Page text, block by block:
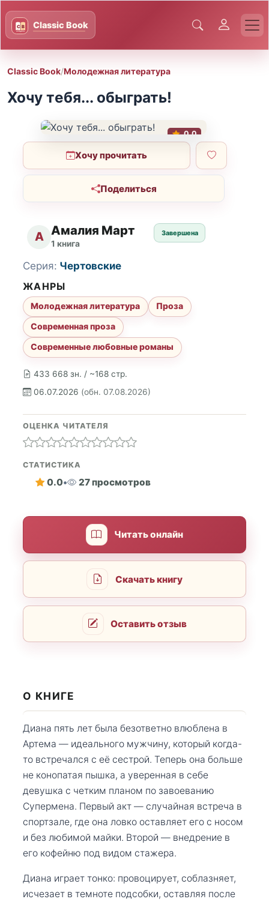
Classic Book/Молодежная литература
Хочу тебя... обыграть!
0.0
Хочу прочитать
Поделиться
А Амалия Март
1 книга
Завершена
433 668 зн. / ~168 стр.
06.07.2026 (обн. 07.08.2026)
Серия: Чертовские
ЖАНРЫ
Молодежная литература
Проза
Современная проза
Современные любовные романы
ОЦЕНКА ЧИТАТЕЛЯ
СТАТИСТИКА
0.0• 27 просмотров
Читать онлайн
Скачать книгу
Оставить отзыв
О КНИГЕ
Диана пять лет была безответно влюблена в
Артема — идеального мужчину, который когда-
то встречался с её сестрой. Теперь она больше
не конопатая пышка, а уверенная в себе
девушка с четким планом по завоеванию
Супермена. Первый акт — случайная встреча в
спортзале, где она ловко оставляет его с носом
и без любимой майки. Второй — внедрение в
его кофейню под видом стажера.
Диана играет тонко: провоцирует, соблазняет,
исчезает в темноте подсобки, оставляя после